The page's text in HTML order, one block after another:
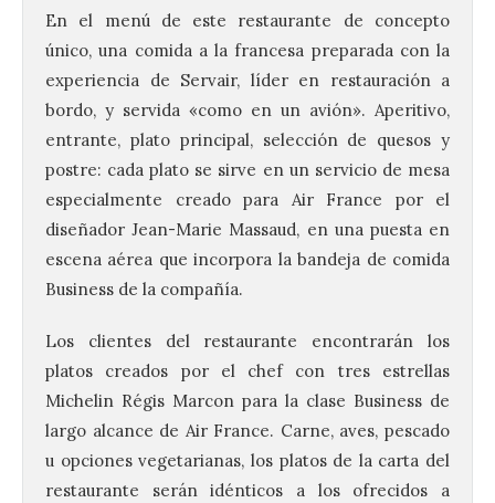
En el menú de este restaurante de concepto
único, una comida a la francesa preparada con la
experiencia de Servair, líder en restauración a
bordo, y servida «como en un avión». Aperitivo,
entrante, plato principal, selección de quesos y
postre: cada plato se sirve en un servicio de mesa
especialmente creado para Air France por el
diseñador Jean-Marie Massaud, en una puesta en
escena aérea que incorpora la bandeja de comida
Business de la compañía.
Los clientes del restaurante encontrarán los
platos creados por el chef con tres estrellas
Michelin Régis Marcon para la clase Business de
largo alcance de Air France. Carne, aves, pescado
u opciones vegetarianas, los platos de la carta del
restaurante serán idénticos a los ofrecidos a